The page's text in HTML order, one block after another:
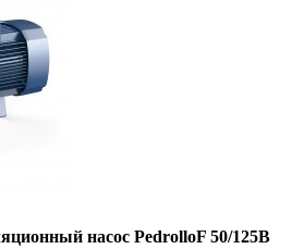
насос PedrolloF 50/125B